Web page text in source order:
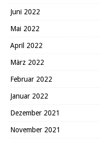
Juni 2022
Mai 2022
April 2022
März 2022
Februar 2022
Januar 2022
Dezember 2021
November 2021